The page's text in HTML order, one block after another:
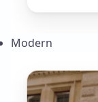
Modern